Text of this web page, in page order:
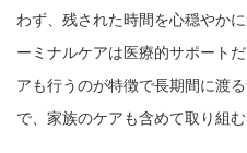
わず、残された時間を心穏やか
ーミナルケアは医療的サポート
アも行うのが特徴で長期間に渡
で、家族のケアも含めて取り組む